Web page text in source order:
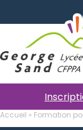
Accueil » Formation